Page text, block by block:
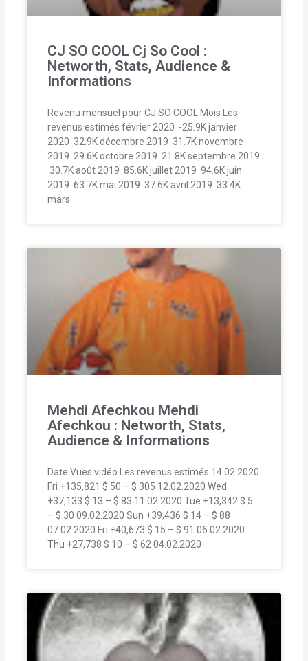
CJ SO COOL Cj So Cool :
Networth, Stats, Audience &
Informations
Revenu mensuel pour CJ SO COOL Mois Les
revenus estimés février 2020  -25.9K janvier
2020  32.9K décembre 2019  31.7K novembre
2019  29.6K octobre 2019  21.8K septembre 2019
 30.7K août 2019  85.6K juillet 2019  94.6K juin
2019  63.7K mai 2019  37.6K avril 2019  33.4K
mars
Mehdi Afechkou Mehdi
Afechkou : Networth, Stats,
Audience & Informations
Date Vues vidéo Les revenus estimés 14.02.2020
Fri +135,821 $ 50 – $ 305 12.02.2020 Wed
+37,133 $ 13 – $ 83 11.02.2020 Tue +13,342 $ 5
– $ 30 09.02.2020 Sun +39,436 $ 14 – $ 88
07.02.2020 Fri +40,673 $ 15 – $ 91 06.02.2020
Thu +27,738 $ 10 – $ 62 04.02.2020